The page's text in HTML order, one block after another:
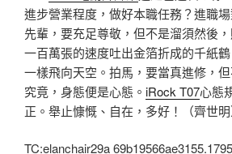
進步營業程度，做好本職任務？進職
先輩，要充足尊敬，但不是溜須然後
一百萬張的速度吐出金箔折成的千紙
一樣飛向天空。拍馬，要當真進修，
究竟，身態便是心態。 iRock T07心態
正。舉止慷慨、自在，多好！（齊世明
TC:elanchair29a